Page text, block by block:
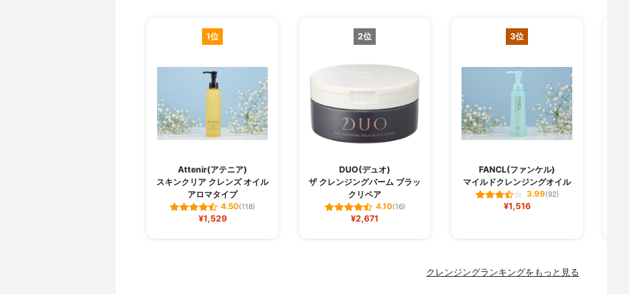
1位
Attenir(アテニア)
スキンクリア クレンズ オイル
アロマタイプ
4.50(118)
¥1,529
2位
DUO(デュオ)
ザ クレンジングバーム ブラッ
クリペア
4.10(16)
¥2,671
3位
FANCL(ファンケル)
マイルドクレンジングオイル
3.99(92)
¥1,516
クレンジングランキングをもっと見る